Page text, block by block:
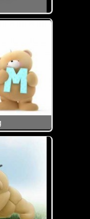
los und wir hoffen
Lieb und zugleich